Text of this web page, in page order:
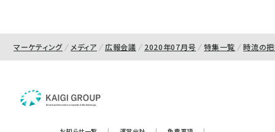
マーケティング メディア 広報会議 2020年07月号 特集一覧 時流の